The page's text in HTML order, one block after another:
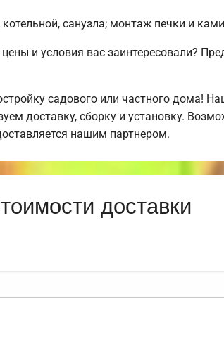
санузла; монтаж печки и
и условия вас заинтересовали?
садового или частного дома!
доставку, сборку и установку.
нашим партнером.
доставки